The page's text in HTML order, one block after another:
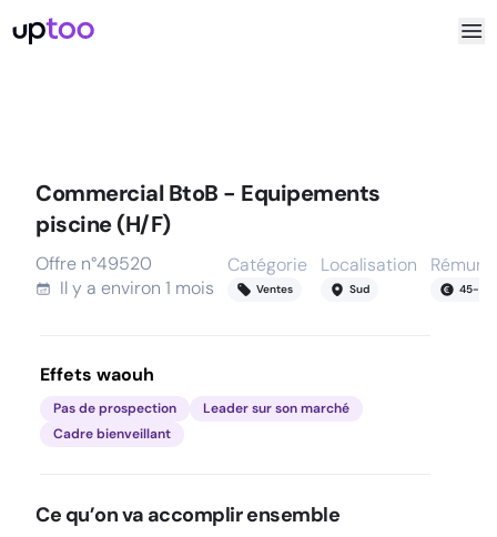
Commercial BtoB - Equipements
piscine (H/F)
Offre n°49520
Il y a environ 1 mois
Catégorie
Ventes
Localisation
Sud 45-
Effets waouh
Pas de prospection
Leader sur son marché
Cadre bienveillant
Ce qu’on va accomplir ensemble